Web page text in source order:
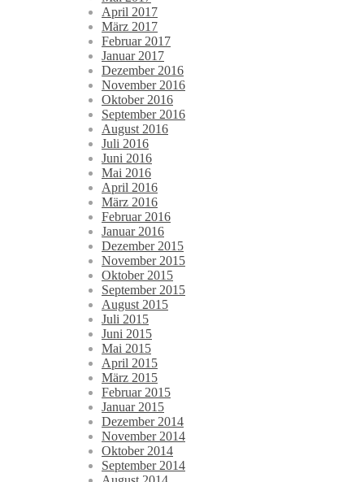
April 2017
März 2017
Februar 2017
Januar 2017
Dezember 2016
November 2016
Oktober 2016
September 2016
August 2016
Juli 2016
Juni 2016
Mai 2016
April 2016
März 2016
Februar 2016
Januar 2016
Dezember 2015
November 2015
Oktober 2015
September 2015
August 2015
Juli 2015
Juni 2015
Mai 2015
April 2015
März 2015
Februar 2015
Januar 2015
Dezember 2014
November 2014
Oktober 2014
September 2014